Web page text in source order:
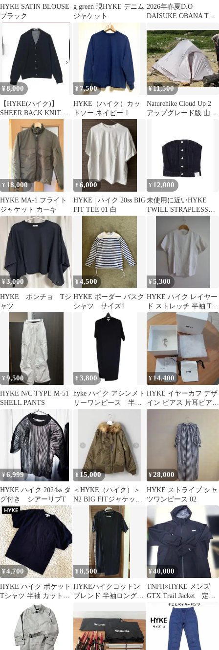
HYKE SATIN BLOUSE
ブラック
g green 現HYKE デニム
ジャケット
2026年春夏D.O
DAISUKE OBANA Tシ
¥ 8,000
【HYKE(ハイク)】
SHEER BACK KNIT
CARDIGANブラック
¥ 7,500
HYKE（ハイク）カッ
トソー ネイビー 1
¥11,500
Naturehike Cloud Up 2
アップグレード版 山岳
¥ 18,000
HYKE MA-1 フライト
ジャケット カーキ
¥6,000
HYKE | ハイク 20ss BIG
FIT TEE 01 白
¥ 12,000
未使用に近いHYKE
TWILL STRAPLESS
¥3,000
HYKE ポンチョ Tシ
ャツ
¥4,500
HYKE ボーダー バスク
シャツ サイズ1
¥5,300
HYKE ハイク レイヤー
ド ストレッチ 半袖 Tシ
ャツ カットソー 1
¥9,500
HYKE N/C TYPE M-51
SHELL PANTS
¥3,800
hyke ハイク アシンメト
リーワンピース 半袖
¥ 14,400
HYKE イヤーカフ デザ
イン ピアス 片耳ピア
ス シルバー 925 箱
¥6,999
HYKE ハイク 2024ss タ
グ付き シアーリブT
¥ 15,000
＜HYKE（ハイク）＞
N2 BIG FITジャケット
■■■ ¥104,500
¥28,000
HYKE ストライプ シャ
ツワンピース 02
¥4,700
HYKE ハイク ポケット
Tシャツ 半袖 カットソ
ー ブラック サイズ2
¥8,500
HYKEハイクコットン
ブレンド 半袖ロングワ
¥40,000
TNFH×HYKE メンズ
GTX Trail Jacket 定価